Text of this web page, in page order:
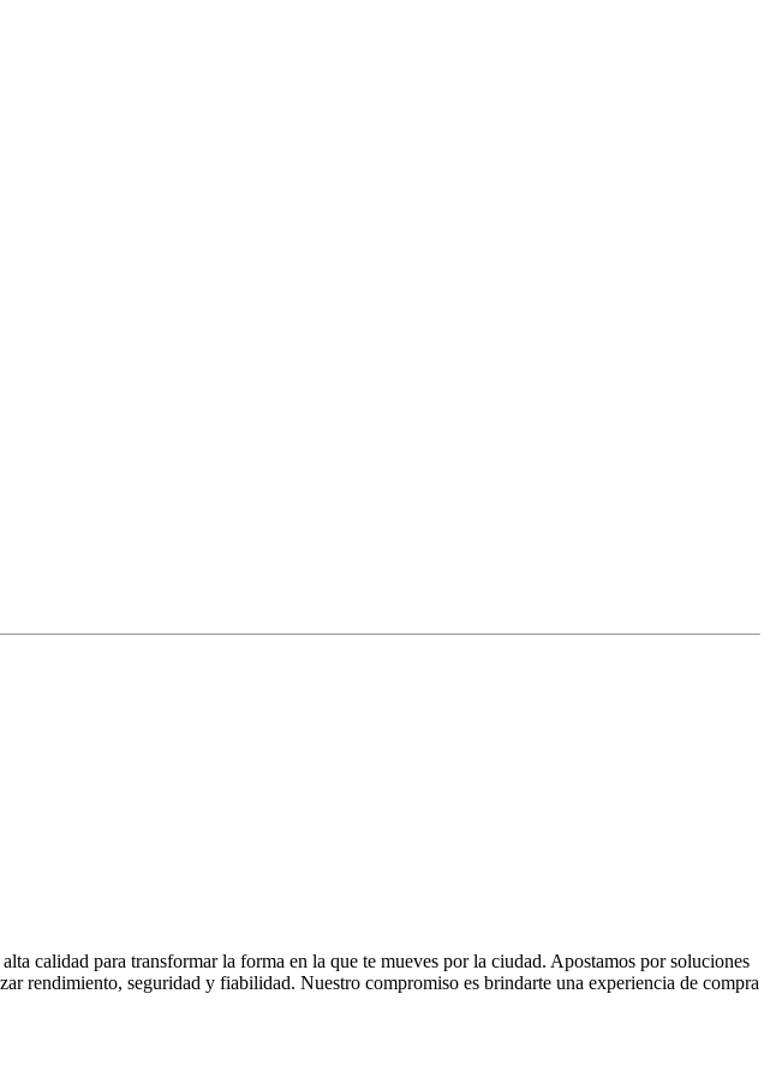
calidad para transformar la forma en la que te mueves por la ciudad. Apostamos por soluciones
rendimiento, seguridad y fiabilidad. Nuestro compromiso es brindarte una experiencia de compra